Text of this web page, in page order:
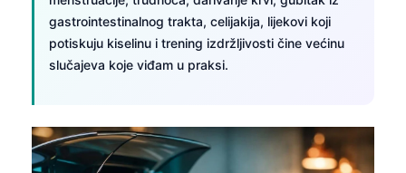
gastrointestinalnog trakta, celijakija, lijekovi koji
potiskuju kiselinu i trening izdržljivosti čine većinu
slučajeva koje viđam u praksi.